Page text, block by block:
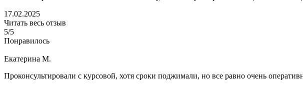
17.02.2025
Читать весь отзыв
5/5
Понравилось
Екатерина М.
Проконсультировали с курсовой, хотя сроки поджимали, но все равно очень